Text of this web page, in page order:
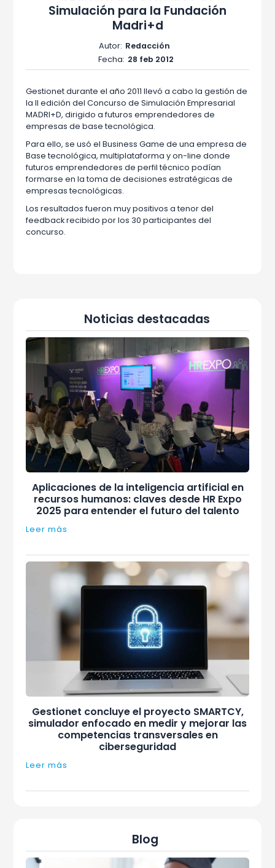
Simulación para la Fundación
Madri+d
Autor: Redacción
Fecha: 28 feb 2012
Gestionet durante el año 2011 llevó a cabo la gestión de
la II edición del Concurso de Simulación Empresarial
MADRI+D, dirigido a futuros emprendedores de
empresas de base tecnológica.
Para ello, se usó el Business Game de una empresa de
Base tecnológica, multiplataforma y on-line donde
futuros emprendedores de perfil técnico podían
formarse en la toma de decisiones estratégicas de
empresas tecnológicas.
Los resultados fueron muy positivos a tenor del
feedback recibido por los 30 participantes del
concurso.
Noticias destacadas
Aplicaciones de la inteligencia artificial en
recursos humanos: claves desde HR Expo
2025 para entender el futuro del talento
Leer más
Gestionet concluye el proyecto SMARTCY,
simulador enfocado en medir y mejorar las
competencias transversales en
ciberseguridad
Leer más
Blog